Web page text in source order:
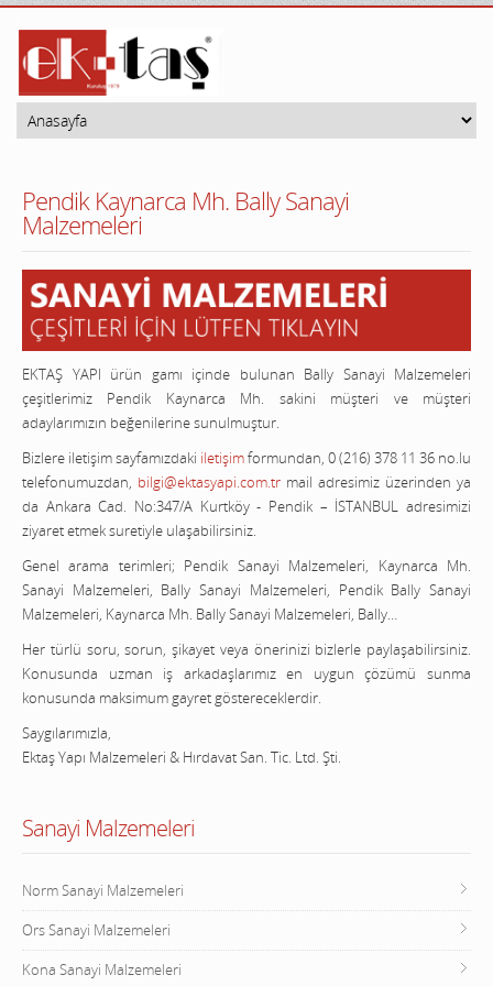
Pendik Kaynarca Mh. Bally Sanayi
Malzemeleri
EKTAŞ YAPI ürün gamı içinde bulunan Bally Sanayi Malzemeleri
çeşitlerimiz Pendik Kaynarca Mh. sakini müşteri ve müşteri
adaylarımızın beğenilerine sunulmuştur.
Bizlere iletişim sayfamızdaki iletişimformundan, 0 (216) 378 11 36 no.lu
telefonumuzdan, bilgi@ektasyapi.com.tr mail adresimiz üzerinden ya
da Ankara Cad. No:347/A Kurtköy - Pendik – İSTANBUL adresimizi
ziyaret etmek suretiyle ulaşabilirsiniz.
Genel arama terimleri; Pendik Sanayi Malzemeleri, Kaynarca Mh.
Sanayi Malzemeleri, Bally Sanayi Malzemeleri, Pendik Bally Sanayi
Malzemeleri, Kaynarca Mh. Bally Sanayi Malzemeleri, Bally…
Her türlü soru, sorun, şikayet veya önerinizi bizlerle paylaşabilirsiniz.
Konusunda uzman iş arkadaşlarımız en uygun çözümü sunma
konusunda maksimum gayret göstereceklerdir.
Saygılarımızla,
Ektaş Yapı Malzemeleri & Hırdavat San. Tic. Ltd. Şti.
Sanayi Malzemeleri
Norm Sanayi Malzemeleri
Ors Sanayi Malzemeleri
Kona Sanayi Malzemeleri